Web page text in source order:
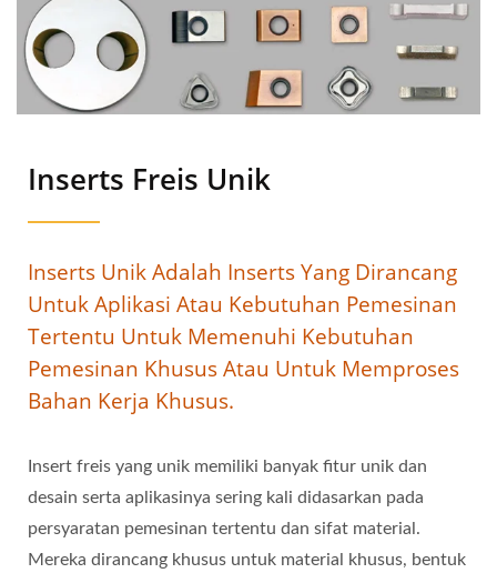
Inserts Freis Unik
Inserts Unik Adalah Inserts Yang Dirancang
Untuk Aplikasi Atau Kebutuhan Pemesinan
Tertentu Untuk Memenuhi Kebutuhan
Pemesinan Khusus Atau Untuk Memproses
Bahan Kerja Khusus.
Insert freis yang unik memiliki banyak fitur unik dan
desain serta aplikasinya sering kali didasarkan pada
persyaratan pemesinan tertentu dan sifat material.
Mereka dirancang khusus untuk material khusus, bentuk